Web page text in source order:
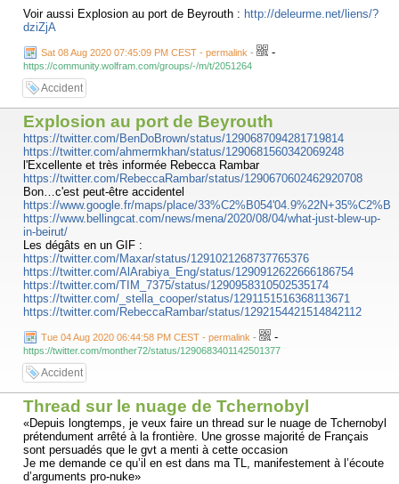
Voir aussi Explosion au port de Beyrouth : http://deleurme.net/liens/?
dziZjA
Sat 08 Aug 2020 07:45:09 PM CEST - permalink - -
https://community.wolfram.com/groups/-/m/t/2051264
Accident
Explosion au port de Beyrouth
https://twitter.com/BenDoBrown/status/1290687094281719814
https://twitter.com/ahmermkhan/status/1290681560342069248
l'Excellente et très informée Rebecca Rambar
https://twitter.com/RebeccaRambar/status/1290670602462920708
Bon…c'est peut-être accidentel
https://www.google.fr/maps/place/
https://www.bellingcat.com/news/mena/2020/08/04/what-just-blew-up-
in-beirut/
Les dégâts en un GIF :
https://twitter.com/Maxar/status/1291021268737765376
https://twitter.com/AlArabiya_Eng/status/1290912622666186754
https://twitter.com/TIM_7375/status/1290958310502535174
https://twitter.com/_stella_cooper/status/1291151516368113671
https://twitter.com/RebeccaRambar/status/1292154421514842112
Tue 04 Aug 2020 06:44:58 PM CEST - permalink - -
https://twitter.com/monther72/status/1290683401142501377
Accident
Thread sur le nuage de Tchernobyl
«Depuis longtemps, je veux faire un thread sur le nuage de Tchernobyl
prétendument arrêté à la frontière. Une grosse majorité de Français
sont persuadés que le gvt a menti à cette occasion
Je me demande ce qu’il en est dans ma TL, manifestement à l’écoute
d’arguments pro-nuke»